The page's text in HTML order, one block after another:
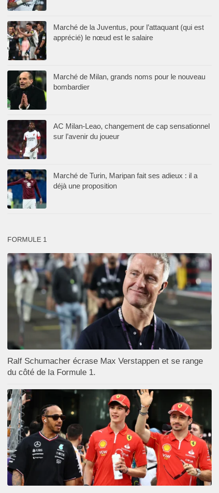
Marché de la Juventus, pour l’attaquant (qui est
apprécié) le nœud est le salaire
Marché de Milan, grands noms pour le nouveau
bombardier
AC Milan-Leao, changement de cap sensationnel
sur l’avenir du joueur
Marché de Turin, Maripan fait ses adieux : il a
déjà une proposition
FORMULE 1
Ralf Schumacher écrase Max Verstappen et se range
du côté de la Formule 1.